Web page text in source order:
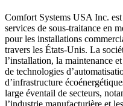
Comfort Systems USA Inc.
services de sous-traitance en
pour les installations
travers les États-Unis. La
l’installation, la maintenance
de technologies
d’infrastructure
large éventail de secteurs,
l’industrie manufacturière et